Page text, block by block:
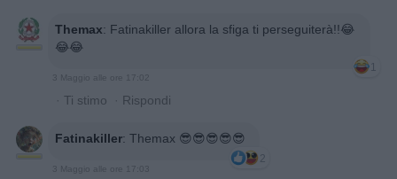
Themax: Fatinakiller allora la sfiga ti perseguiterà!!😂
😂😂
1
3 Maggio alle ore 17:02
· Ti stimo · Rispondi
Fatinakiller: Themax 😎😎😎😎😎
2
3 Maggio alle ore 17:03